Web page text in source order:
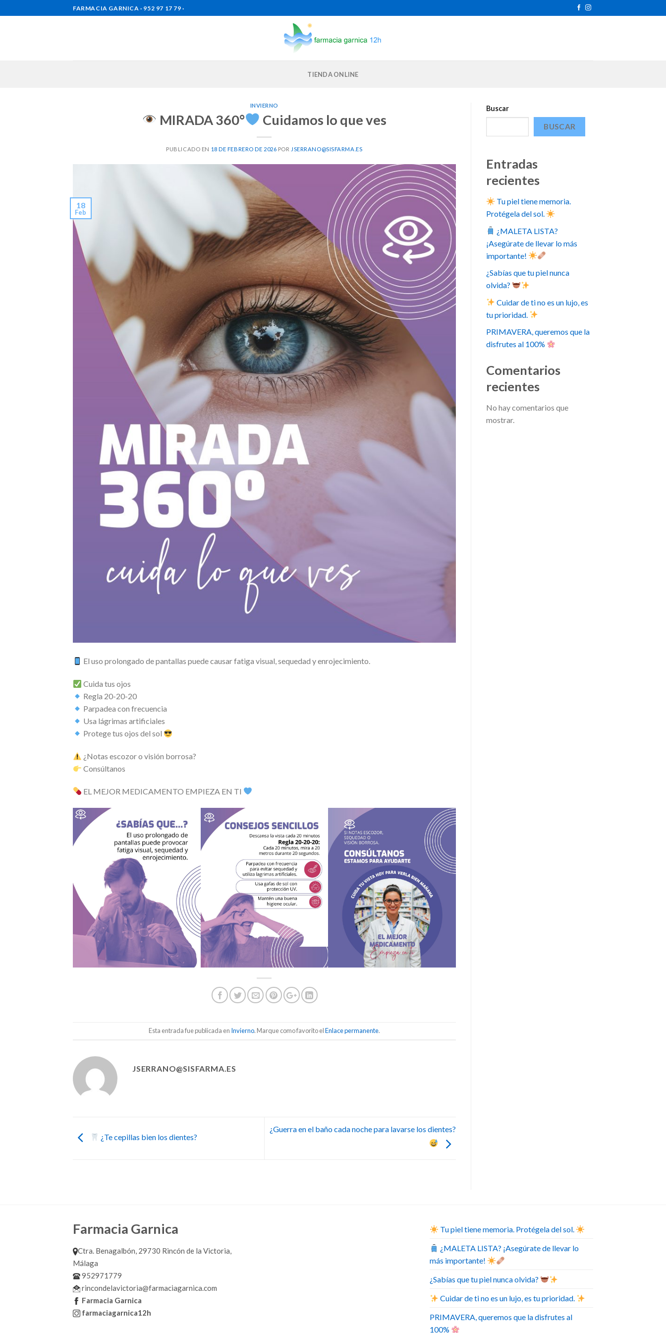
to
FARMACIA GARNICA · 952 97 17 79 ·
TIENDA ONLINE
INVIERNO
MIRADA 360° Cuidamos lo que ves
PUBLICADO EN 18 DE FEBRERO DE 2026 POR JSERRANO@SISFARMA.ES
18
Feb
El uso prolongado de pantallas puede causar fatiga visual, sequedad y enrojecimiento.
Cuida tus ojos
Regla 20-20-20
Parpadea con frecuencia
Usa lágrimas artificiales
Protege tus ojos del sol
¿Notas escozor o visión borrosa?
Consúltanos
EL MEJOR MEDICAMENTO EMPIEZA EN TI
Esta entrada fue publicada en Invierno. Marque como favorito elEnlace permanente.
JSERRANO@SISFARMA.ES
¿Te cepillas bien los dientes?
¿Guerra en el baño cada noche para lavarse los dientes?
Buscar
BUSCAR
Entradas
recientes
Tu piel tiene memoria.
Protégela del sol.
¿MALETA LISTA?
¡Asegúrate de llevar lo más
importante!
¿Sabías que tu piel nunca
olvida?
Cuidar de ti no es un lujo, es
tu prioridad.
PRIMAVERA, queremos que la
disfrutes al 100%
Comentarios
recientes
No hay comentarios que
mostrar.
Farmacia Garnica
Ctra. Benagalbón, 29730 Rincón de la Victoria,
Málaga
952971779
rincondelavictoria@farmaciagarnica.com
Farmacia Garnica
farmaciagarnica12h
Tu piel tiene memoria. Protégela del sol.
¿MALETA LISTA? ¡Asegúrate de llevar lo
más importante!
¿Sabías que tu piel nunca olvida?
Cuidar de ti no es un lujo, es tu prioridad.
PRIMAVERA, queremos que la disfrutes al
100%